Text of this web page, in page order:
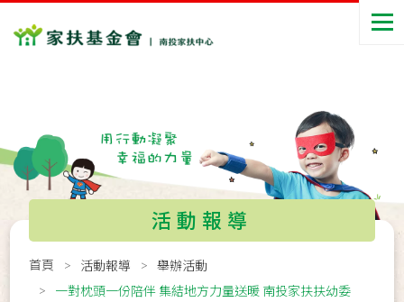
活動報導
首頁 活動報導
舉辦活動
一對枕頭一份陪伴 集結地方力量送暖 南投家扶扶幼委